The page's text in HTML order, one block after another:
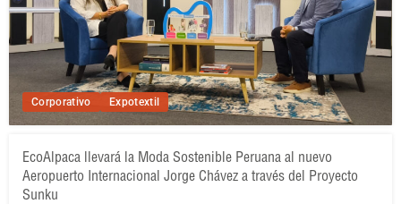
Corporativo Expotextil
EcoAlpaca llevará la Moda Sostenible Peruana al nuevo
Aeropuerto Internacional Jorge Chávez a través del Proyecto
Sunku